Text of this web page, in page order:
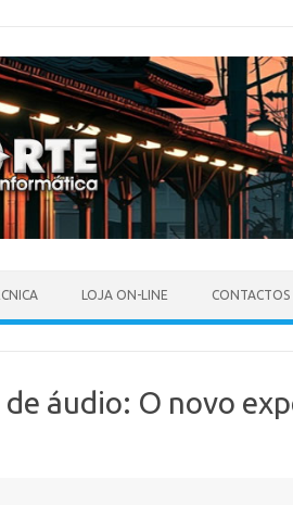
LOJA ON-LINE CONTACTOS
de áudio: O novo